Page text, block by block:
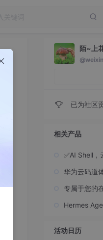
陌~上
已为社区
相关产品
✅AI Shell，
华为云码道
专属于您的
Hermes
活动日历